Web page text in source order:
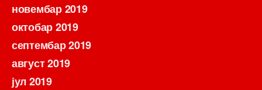
новембар 2019
октобар 2019
септембар 2019
август 2019
јул 2019